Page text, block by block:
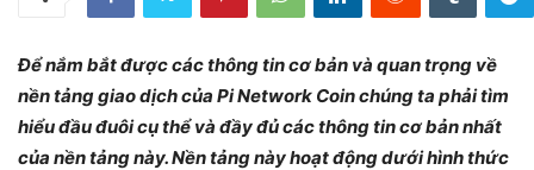
Để nắm bắt được các thông tin cơ bản và quan trọng về
nền tảng giao dịch của Pi Network Coin chúng ta phải tìm
hiểu đầu đuôi cụ thể và đầy đủ các thông tin cơ bản nhất
của nền tảng này. Nền tảng này hoạt động dưới hình thức